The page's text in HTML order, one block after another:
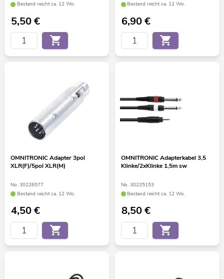
Bestand reicht ca. 12 Wo.
5,50€
Bestand reicht ca. 12 Wo.
6,90€
OMNITRONIC Adapter 3pol
XLR(F)/5pol XLR(M)
No. 30226577
Bestand reicht ca. 12 Wo.
4,50€
OMNITRONIC Adapterkabel 3,5
Klinke/2xKlinke 1,5m sw
No. 30225153
Bestand reicht ca. 12 Wo.
8,50€